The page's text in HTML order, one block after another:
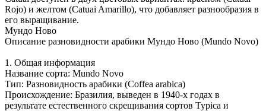
Rojo) и желтом (Catuai Amarillo), что добавляет разнообразия в
его выращивание.
Мундо Ново
Описание разновидности арабики Мундо Ново (Mundo Novo)
1. Общая информация
Название сорта: Mundo Novo
Тип: Разновидность арабики (Coffea arabica)
Происхождение: Бразилия, выведен в 1940-х годах в
результате естественного скрещивания сортов Typica и